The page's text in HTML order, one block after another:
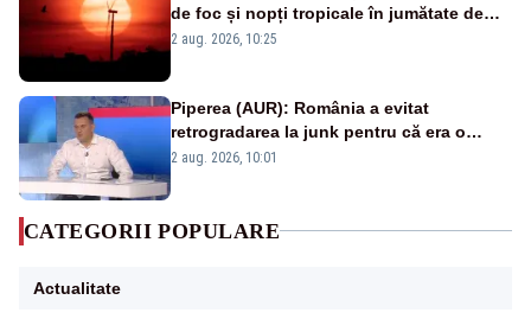
de foc și nopți tropicale în jumătate de
țară
2 aug. 2026, 10:25
Piperea (AUR): România a evitat
retrogradarea la junk pentru că era o
catastrofă pentru bănci și fondurile de
2 aug. 2026, 10:01
CATEGORII POPULARE
Actualitate